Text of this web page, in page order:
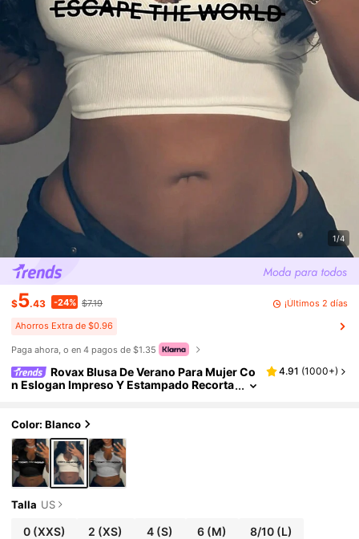
1/4
$5.43 -24% $7.19 ¡Últimos 2 días
Ahorros Extra de $0.96
Paga ahora, o en 4 pagos de $1.35
Rovax Blusa De Verano Para Mujer Co
n Eslogan Impreso Y Estampado Recorta
4.91 (1000+)
Color: Blanco
Talla US
0(XXS) 2 (XS) 4 (S) 6 (M) 8/10 (L)